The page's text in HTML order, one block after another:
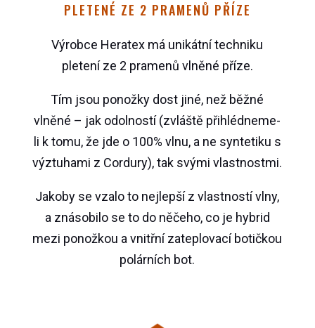
PLETENÉ ZE 2 PRAMENŮ PŘÍZE
Výrobce Heratex má unikátní techniku
pletení ze 2 pramenů vlněné příze.
Tím jsou ponožky dost jiné, než běžné
vlněné – jak odolností (zvláště přihlédneme-
li k tomu, že jde o 100% vlnu, a ne syntetiku s
výztuhami z Cordury), tak svými vlastnostmi.
Jakoby se vzalo to nejlepší z vlastností vlny,
a znásobilo se to do něčeho, co je hybrid
mezi ponožkou a vnitřní zateplovací botičkou
polárních bot.